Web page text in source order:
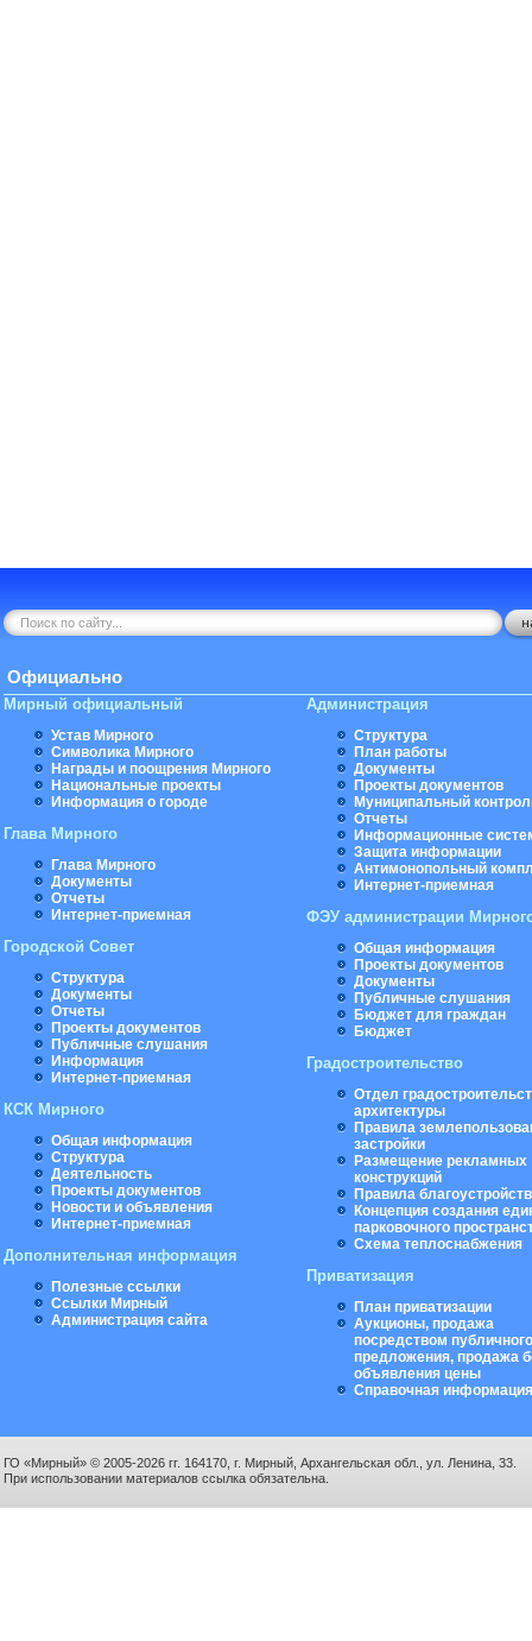
Официально
Мирный официальный
Устав Мирного
Символика Мирного
Награды и поощрения Мирного
Национальные проекты
Информация о городе
Глава Мирного
Глава Мирного
Документы
Отчеты
Интернет-приемная
Городской Совет
Структура
Документы
Отчеты
Проекты документов
Публичные слушания
Информация
Интернет-приемная
КСК Мирного
Общая информация
Структура
Деятельность
Проекты документов
Новости и объявления
Интернет-приемная
Дополнительная информация
Полезные ссылки
Ссылки Мирный
Администрация сайта
Администрация
Структура
План работы
Документы
Проекты документов
Муниципальный
Отчеты
Информационные
Защита информации
Антимонопольный
Интернет-приемная
ФЭУ администрации
Общая информация
Проекты документов
Документы
Публичные слушания
Бюджет для граждан
Бюджет
Градостроительство
Отдел
архитектуры
Правила
застройки
Размещение рекламных
конструкций
Правила
Концепция создания
парковочного
Схема теплоснабжения
Приватизация
План приватизации
Аукционы, продажа
посредством публичного
предложения, продажа
объявления цены
Справочная информация
ГО «Мирный» © 2005-2026 гг. 164170, г. Мирный, Архангельская обл., ул. Ленина, 33.
При использовании материалов ссылка обязательна.